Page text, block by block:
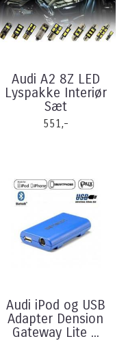
Audi A2 8Z LED
Lyspakke Interiør
Sæt
551,-
Audi iPod og USB
Adapter Dension
Gateway Lite ...